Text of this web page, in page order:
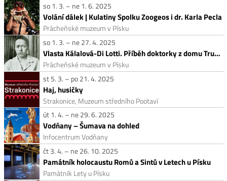
so 1. 3. – ne 1. 6. 2025
Volání dálek | Kulatiny Spolku Zoogeos i dr. Karla Pecla
Prácheňské muzeum v Písku
so 1. 3. – ne 27. 4. 2025
Vlasta Kálalová-Di Lotti. Příběh doktorky z domu Trubačů
Prácheňské muzeum v Písku
st 5. 3. – po 21. 4. 2025
Haj, husičky
Strakonice, Muzeum středního Pootaví
út 1. 4. – ne 29. 6. 2025
Vodňany – Šumava na dohled
Infocentrum Vodňany
čt 3. 4. – ne 26. 10. 2025
Památník holocaustu Romů a Sintů v Letech u Písku
Památník Lety u Písku